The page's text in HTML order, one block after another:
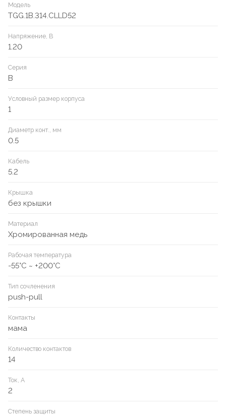
Модель
TGG.1B.314.CLLD52
Напряжение, В
1.20
Серия
B
Условный размер корпуса
1
Диаметр конт., мм
0.5
Кабель
5.2
Крышка
без крышки
Материал
Хромированная медь
Рабочая температура
-55°C ~ +200°C
Тип сочленения
push-pull
Контакты
мама
Количество контактов
14
Ток, А
2
Степень защиты